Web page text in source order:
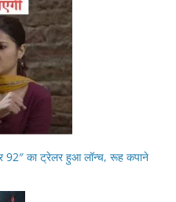
92″ का ट्रेलर हुआ लॉन्च, रूह कपाने